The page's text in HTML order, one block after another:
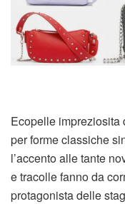
Ecopelle impreziosita
per forme classiche
l’accento alle tante
e tracolle fanno da
protagonista delle